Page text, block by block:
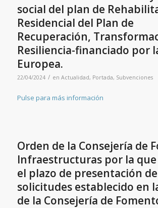
social del plan de
Residencial del Plan de
Recuperación,
Resiliencia-financiado por
Europea.
22/04/2024 / en Actualidad, Portada, Subvenciones
Pulse para más información
Orden de la Consejería de
Infraestructuras por la que
el plazo de presentación de
solicitudes establecido en
de la Consejería de